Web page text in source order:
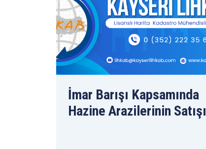
İmar Barışı Kapsamında
Hazine Arazilerinin Satışı